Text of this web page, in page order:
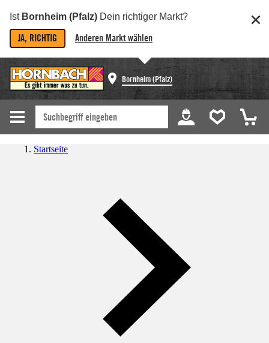
Ist Bornheim (Pfalz) Dein richtiger Markt?
JA, RICHTIG Anderen Markt wählen
Bornheim (Pfalz)
Startseite